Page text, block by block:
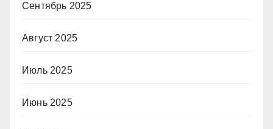
Сентябрь 2025
Август 2025
Июль 2025
Июнь 2025